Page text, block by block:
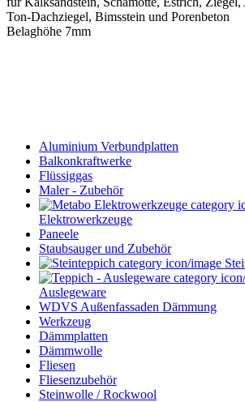
Ton-Dachziegel, Bimsstein und Porenbeton
Belaghöhe 7mm
Aluminium Verbundplatten
Balkonkraftwerke
Flüssiggas
Maler - Zubehör
Elektrowerkzeuge
Paneele
Staubsauger und Zubehör
Auslegeware
WDVS Außenfassaden Dämmung
Werkzeug
Dämmplatten
Dämmwolle
Fliesen
Fliesenzubehör
Steinwolle / Rockwool